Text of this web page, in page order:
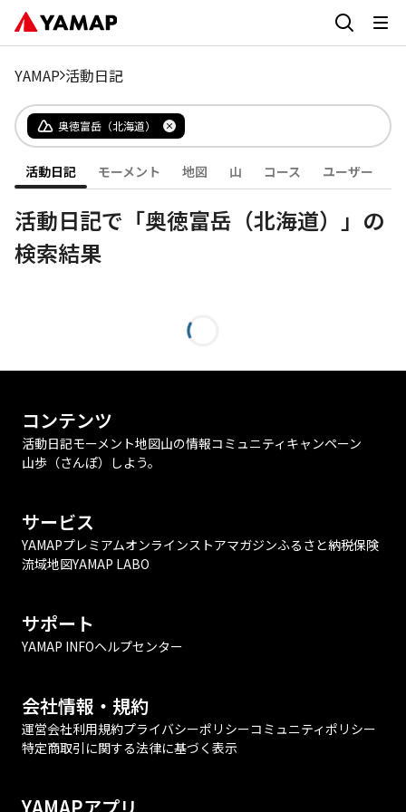
YAMAP 活動日記
奥徳富岳（北海道）
活動日記 モーメント 地図 山 コース ユーザー
活動日記で「奥徳富岳（北海道）」の
検索結果
コンテンツ
活動日記モーメント地図山の情報コミュニティ キャンペーン
山歩（さんぽ）しよう。
サービス
YAMAPプレミアムオンラインストアマガジンふるさと納税保険
流域地図YAMAP LABO
サポート
YAMAP INFOヘルプセンター
会社情報・規約
運営会社利用規約プライバシーポリシーコミュニティポリシー
特定商取引に関する法律に基づく表示